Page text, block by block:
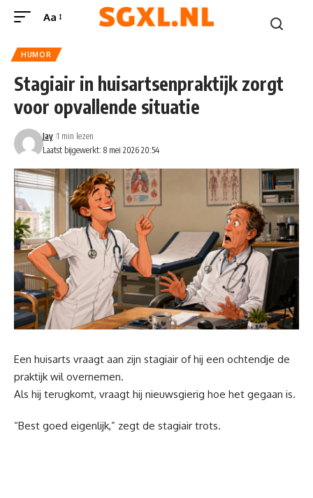
Aa
HUMOR
Stagiair in huisartsenpraktijk zorgt
voor opvallende situatie
Laatst bijgewerkt: 8 mei 2026 20:54
Jay 1 min lezen
Een huisarts vraagt aan zijn stagiair of hij een ochtendje de
praktijk wil overnemen.
Als hij terugkomt, vraagt hij nieuwsgierig hoe het gegaan is.
“Best goed eigenlijk,” zegt de stagiair trots.